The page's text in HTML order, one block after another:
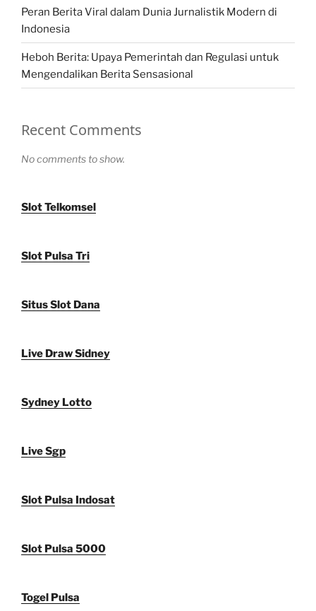
Peran Berita Viral dalam Dunia Jurnalistik Modern di
Indonesia
Heboh Berita: Upaya Pemerintah dan Regulasi untuk
Mengendalikan Berita Sensasional
Recent Comments
No comments to show.
Slot Telkomsel
Slot Pulsa Tri
Situs Slot Dana
Live Draw Sidney
Sydney Lotto
Live Sgp
Slot Pulsa Indosat
Slot Pulsa 5000
Togel Pulsa